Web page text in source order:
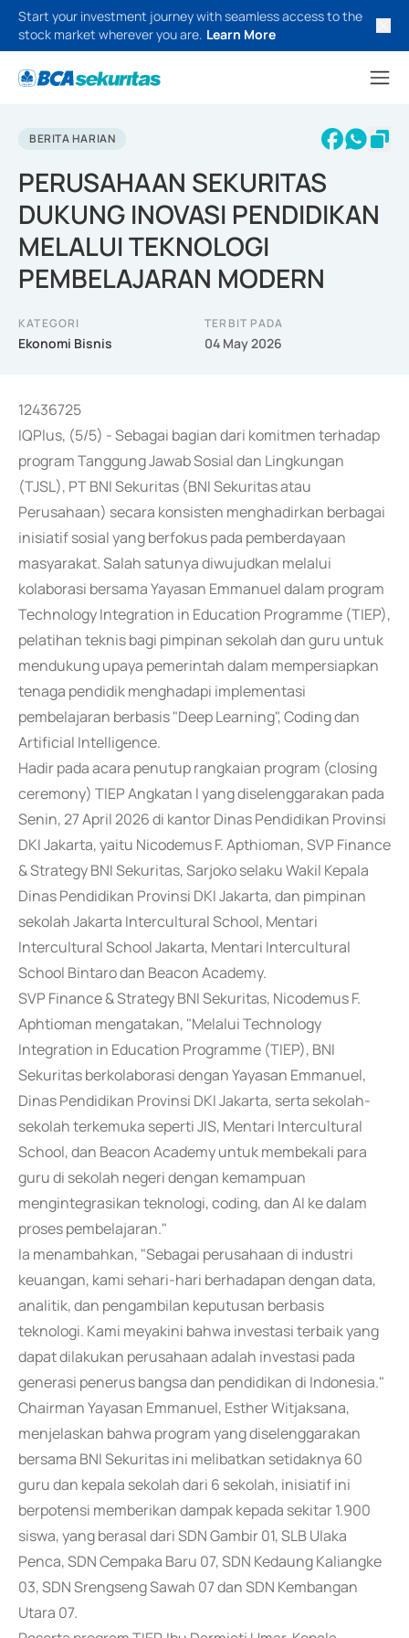
Start your investment journey with seamless access to the
stock market wherever you are. Learn More
BERITA HARIAN
PERUSAHAAN SEKURITAS
DUKUNG INOVASI PENDIDIKAN
MELALUI TEKNOLOGI
PEMBELAJARAN MODERN
KATEGORI
Ekonomi Bisnis
TERBIT PADA
04 May 2026
12436725
IQPlus, (5/5) - Sebagai bagian dari komitmen terhadap
program Tanggung Jawab Sosial dan Lingkungan
(TJSL), PT BNI Sekuritas (BNI Sekuritas atau
Perusahaan) secara konsisten menghadirkan berbagai
inisiatif sosial yang berfokus pada pemberdayaan
masyarakat. Salah satunya diwujudkan melalui
kolaborasi bersama Yayasan Emmanuel dalam program
Technology Integration in Education Programme (TIEP),
pelatihan teknis bagi pimpinan sekolah dan guru untuk
mendukung upaya pemerintah dalam mempersiapkan
tenaga pendidik menghadapi implementasi
pembelajaran berbasis "Deep Learning", Coding dan
Artificial Intelligence.
Hadir pada acara penutup rangkaian program (closing
ceremony) TIEP Angkatan I yang diselenggarakan pada
Senin, 27 April 2026 di kantor Dinas Pendidikan Provinsi
DKI Jakarta, yaitu Nicodemus F. Apthioman, SVP Finance
& Strategy BNI Sekuritas, Sarjoko selaku Wakil Kepala
Dinas Pendidikan Provinsi DKI Jakarta, dan pimpinan
sekolah Jakarta Intercultural School, Mentari
Intercultural School Jakarta, Mentari Intercultural
School Bintaro dan Beacon Academy.
SVP Finance & Strategy BNI Sekuritas, Nicodemus F.
Aphtioman mengatakan, "Melalui Technology
Integration in Education Programme (TIEP), BNI
Sekuritas berkolaborasi dengan Yayasan Emmanuel,
Dinas Pendidikan Provinsi DKI Jakarta, serta sekolah-
sekolah terkemuka seperti JIS, Mentari Intercultural
School, dan Beacon Academy untuk membekali para
guru di sekolah negeri dengan kemampuan
mengintegrasikan teknologi, coding, dan AI ke dalam
proses pembelajaran."
Ia menambahkan, "Sebagai perusahaan di industri
keuangan, kami sehari-hari berhadapan dengan data,
analitik, dan pengambilan keputusan berbasis
teknologi. Kami meyakini bahwa investasi terbaik yang
dapat dilakukan perusahaan adalah investasi pada
generasi penerus bangsa dan pendidikan di Indonesia."
Chairman Yayasan Emmanuel, Esther Witjaksana,
menjelaskan bahwa program yang diselenggarakan
bersama BNI Sekuritas ini melibatkan setidaknya 60
guru dan kepala sekolah dari 6 sekolah, inisiatif ini
berpotensi memberikan dampak kepada sekitar 1.900
siswa, yang berasal dari SDN Gambir 01, SLB Ulaka
Penca, SDN Cempaka Baru 07, SDN Kedaung Kaliangke
03, SDN Srengseng Sawah 07 dan SDN Kembangan
Utara 07.